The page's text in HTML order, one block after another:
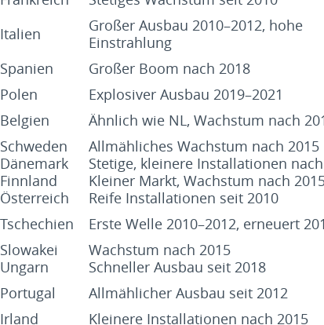
Italien
Großer Ausbau 2010–2012, hohe
Einstrahlung
Spanien
Großer Boom nach 2018
Polen
Explosiver Ausbau 2019–2021
Belgien
Ähnlich wie NL, Wachstum nach
Schweden
Allmähliches Wachstum nach 2015
Dänemark
Stetige, kleinere Installationen
Finnland
Kleiner Markt, Wachstum nach
Österreich
Reife Installationen seit 2010
Tschechien
Erste Welle 2010–2012, erneuert
Slowakei
Wachstum nach 2015
Ungarn
Schneller Ausbau seit 2018
Portugal
Allmählicher Ausbau seit 2012
Irland
Kleinere Installationen nach 2015